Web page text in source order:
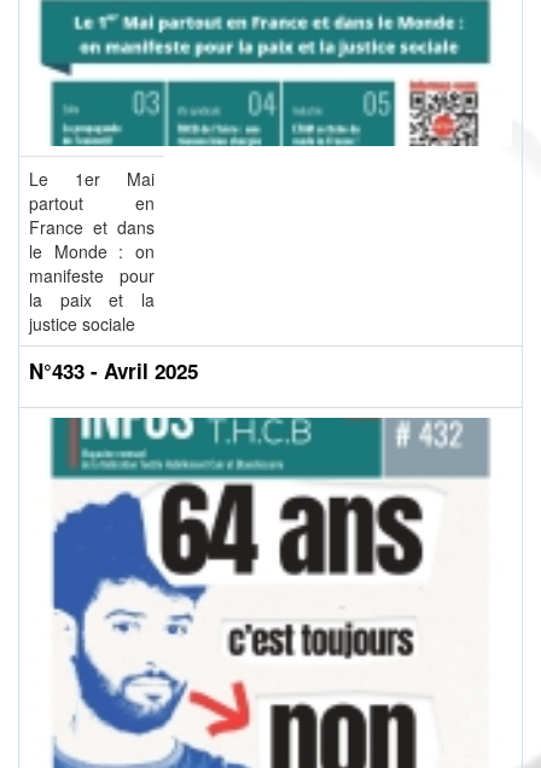
Le 1er Mai
partout en
France et dans
le Monde : on
manifeste pour
la paix et la
justice sociale
N°433 - Avril 2025